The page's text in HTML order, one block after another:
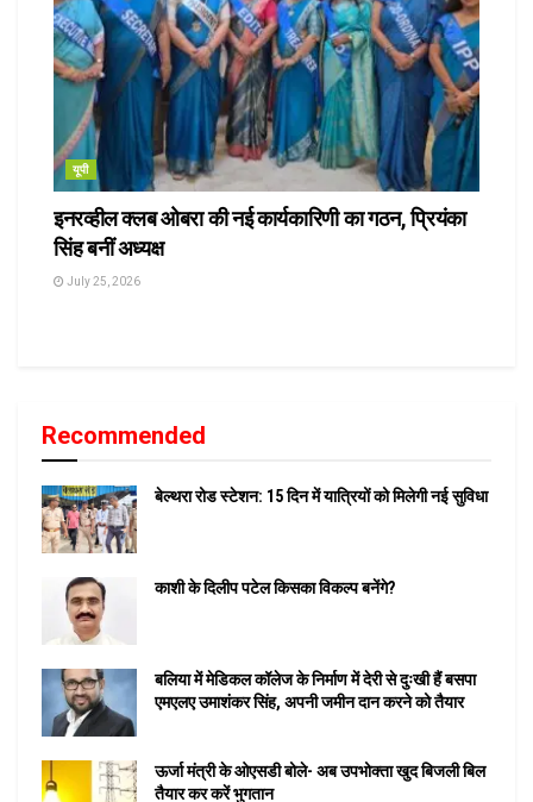
यूपी
इनरव्हील क्लब ओबरा की नई कार्यकारिणी का गठन, प्रियंका
सिंह बनीं अध्यक्ष
July 25, 2026
Recommended
बेल्थरा रोड स्टेशन: 15 दिन में यात्रियों को मिलेगी नई सुविधा
काशी के दिलीप पटेल किसका विकल्प बनेंगे?
बलिया में मेडिकल कॉलेज के निर्माण में देरी से दुःखी हैं बसपा
एमएलए उमाशंकर सिंह, अपनी जमीन दान करने को तैयार
ऊर्जा मंत्री के ओएसडी बोले- अब उपभोक्ता खुद बिजली बिल
तैयार कर करें भुगतान